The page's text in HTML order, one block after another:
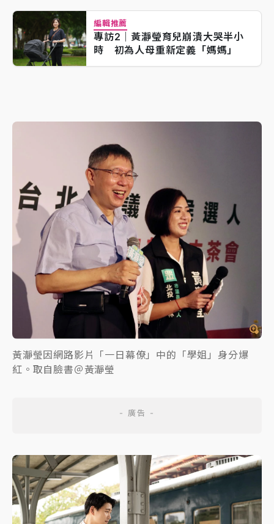
編輯推薦
專訪2｜黃瀞瑩育兒崩潰大哭半小
時 初為人母重新定義「媽媽」
黃瀞瑩因網路影片「一日幕僚」中的「學姐」身分爆
紅。取自臉書＠黃瀞瑩